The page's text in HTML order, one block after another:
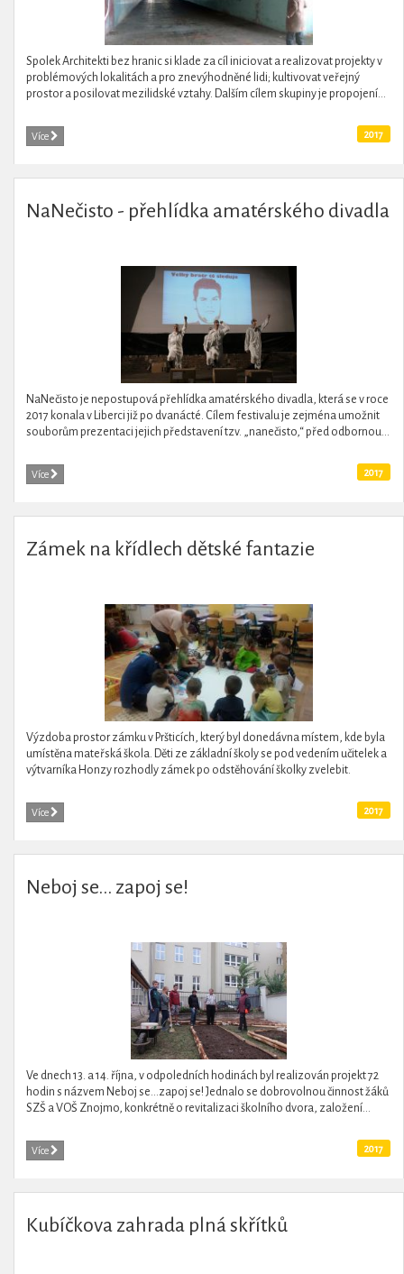
Spolek Architekti bez hranic si klade za cíl iniciovat a realizovat projekty v
problémových lokalitách a pro znevýhodněné lidi; kultivovat veřejný
prostor a posilovat mezilidské vztahy. Dalším cílem skupiny je propojení...
Více 2017
NaNečisto - přehlídka amatérského divadla
NaNečisto je nepostupová přehlídka amatérského divadla, která se v roce
2017 konala v Liberci již po dvanácté. Cílem festivalu je zejména umožnit
souborům prezentaci jejich představení tzv. „nanečisto,“ před odbornou...
Více 2017
Zámek na křídlech dětské fantazie
Výzdoba prostor zámku v Pršticích, který byl donedávna místem, kde byla
umístěna mateřská škola. Děti ze základní školy se pod vedením učitelek a
výtvarníka Honzy rozhodly zámek po odstěhování školky zvelebit.
Více 2017
Neboj se... zapoj se!
Ve dnech 13. a 14. října, v odpoledních hodinách byl realizován projekt 72
hodin s názvem Neboj se…zapoj se! Jednalo se dobrovolnou činnost žáků
SZŠ a VOŠ Znojmo, konkrétně o revitalizaci školního dvora, založení...
Více 2017
Kubíčkova zahrada plná skřítků